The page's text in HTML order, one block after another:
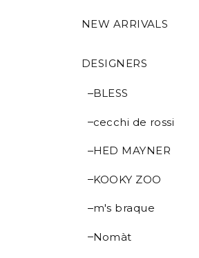
NEW ARRIVALS
DESIGNERS
BLESS
cecchi de rossi
HED MAYNER
KOOKY ZOO
m's braque
Nomàt